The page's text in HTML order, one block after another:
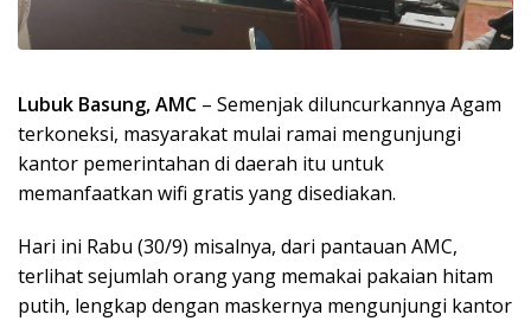
Lubuk Basung, AMC – Semenjak diluncurkannya Agam
terkoneksi, masyarakat mulai ramai mengunjungi
kantor pemerintahan di daerah itu untuk
memanfaatkan wifi gratis yang disediakan.
Hari ini Rabu (30/9) misalnya, dari pantauan AMC,
terlihat sejumlah orang yang memakai pakaian hitam
putih, lengkap dengan maskernya mengunjungi kantor